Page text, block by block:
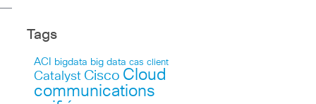
Tags
ACI bigdata big data cas client
Catalyst Cisco Cloud
communications